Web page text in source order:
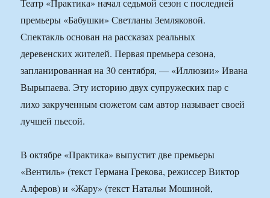
Театр «Практика» начал седьмой сезон с последней
премьеры «Бабушки» Светланы Земляковой.
Спектакль основан на рассказах реальных
деревенских жителей. Первая премьера сезона,
запланированная на 30 сентября, — «Иллюзии» Ивана
Вырыпаева. Эту историю двух супружеских пар с
лихо закрученным сюжетом сам автор называет своей
лучшей пьесой.
В октябре «Практика» выпустит две премьеры
«Вентиль» (текст Германа Грекова, режиссер Виктор
Алферов) и «Жару» (текст Натальи Мошиной,